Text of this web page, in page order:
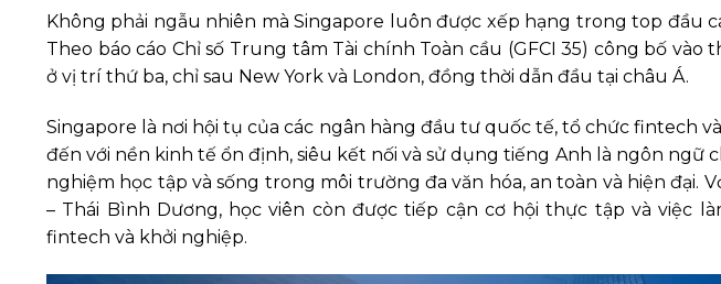
Không phải ngẫu nhiên mà Singapore luôn được xếp hạng trong top đầu
Theo báo cáo Chỉ số Trung tâm Tài chính Toàn cầu (GFCI 35) công bố vào
ở vị trí thứ ba, chỉ sau New York và London, đồng thời dẫn đầu tại châu Á.
Singapore là nơi hội tụ của các ngân hàng đầu tư quốc tế, tổ chức fintech
đến với nền kinh tế ổn định, siêu kết nối và sử dụng tiếng Anh là ngôn ngữ
nghiệm học tập và sống trong môi trường đa văn hóa, an toàn và hiện đại.
– Thái Bình Dương, học viên còn được tiếp cận cơ hội thực tập và việc
fintech và khởi nghiệp.